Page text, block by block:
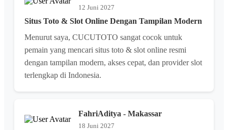
12 Juni 2027
Situs Toto & Slot Online Dengan Tampilan Modern
Menurut saya, CUCUTOTO sangat cocok untuk
pemain yang mencari situs toto & slot online resmi
dengan tampilan modern, akses cepat, dan provider slot
terlengkap di Indonesia.
FahriAditya - Makassar
18 Juni 2027